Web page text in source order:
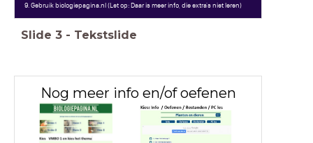
9. Gebruik biologiepagina.nl (Let op: Daar is meer info, die extra's niet leren)
Slide 3 - Tekstslide
Nog meer info en/of oefenen